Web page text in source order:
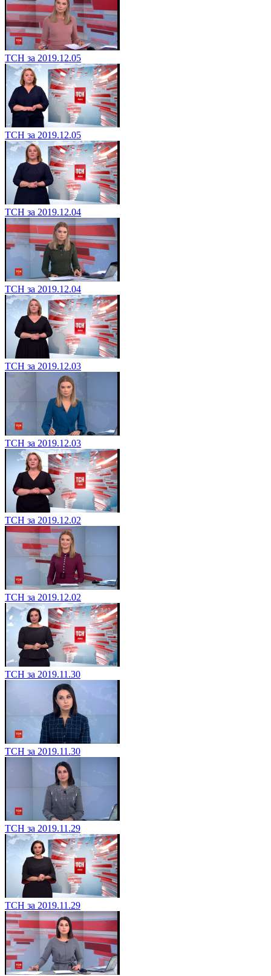
ТСН за 2019.12.05
ТСН за 2019.12.05
ТСН за 2019.12.04
ТСН за 2019.12.04
ТСН за 2019.12.03
ТСН за 2019.12.03
ТСН за 2019.12.02
ТСН за 2019.12.02
ТСН за 2019.11.30
ТСН за 2019.11.30
ТСН за 2019.11.29
ТСН за 2019.11.29